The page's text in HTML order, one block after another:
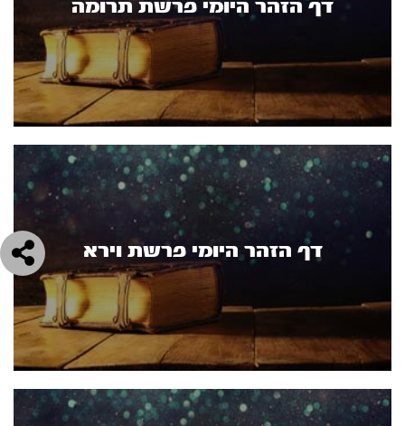
דף הזהר היומי פרשת תרומה
דף הזהר היומי פרשת וירא